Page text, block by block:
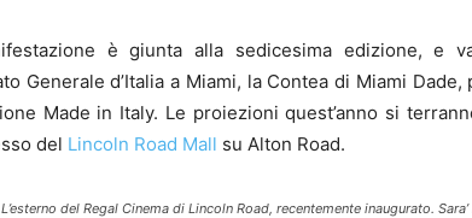
è giunta alla sedicesima edizione, e
Generale d’Italia a Miami, la Contea di Miami
Made in Italy. Le proiezioni quest’anno si
del Lincoln Road Mall su Alton Road.
L’esterno del Regal Cinema di Lincoln Road, recentemente inaugurato.